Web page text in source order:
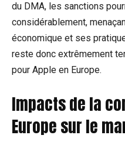
du DMA, les sanctions
considérablement,
économique et ses
reste donc extrêmement
pour Apple en Europe.
Impacts de la
Europe sur le